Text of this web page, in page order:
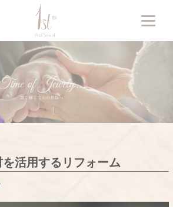
活用するリフォーム